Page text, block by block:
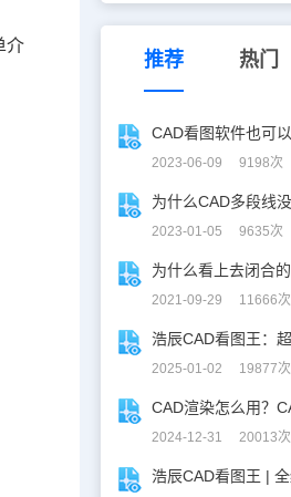
介
推荐 热门
2023-06-09 9198次
2023-01-05 9635次
2021-09-29 11666次
2025-01-02 19877次
2024-12-31 20013次